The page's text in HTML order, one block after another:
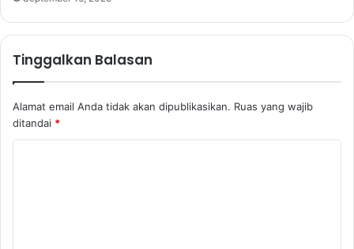
Tinggalkan Balasan
Alamat email Anda tidak akan dipublikasikan. Ruas yang wajib
ditandai *